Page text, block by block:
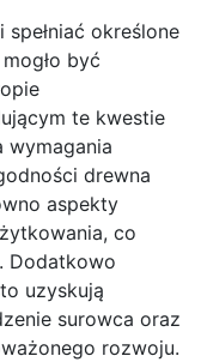
określone
być
te kwestie
wymagania
drewna
aspekty
co
Dodatkowo
uzyskują
surowca oraz
rozwoju.